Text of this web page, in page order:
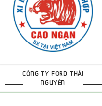
CÔNG TY FORD THÁI
NGUYÊN